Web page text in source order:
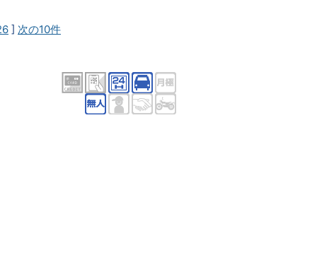
] 次の10件